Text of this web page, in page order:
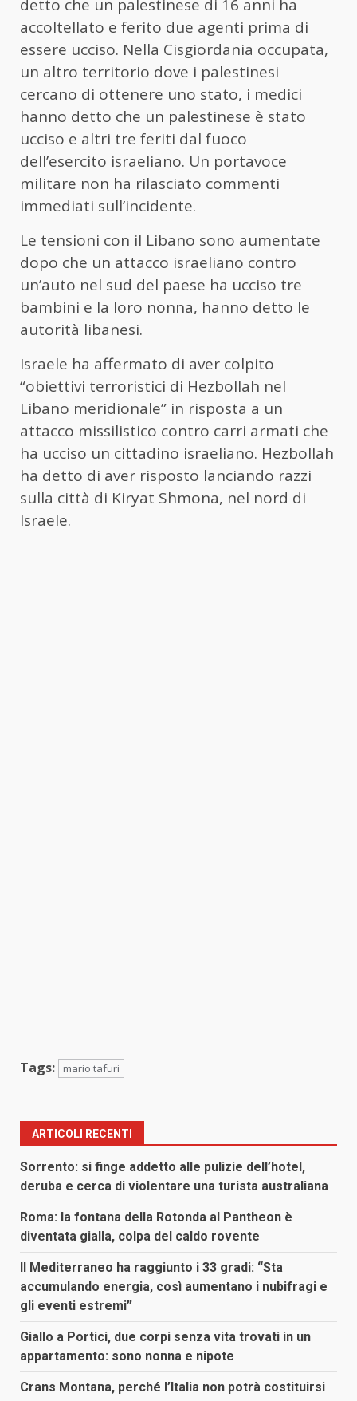
detto che un palestinese di 16 anni ha
accoltellato e ferito due agenti prima di
essere ucciso. Nella Cisgiordania occupata,
un altro territorio dove i palestinesi
cercano di ottenere uno stato, i medici
hanno detto che un palestinese è stato
ucciso e altri tre feriti dal fuoco
dell’esercito israeliano. Un portavoce
militare non ha rilasciato commenti
immediati sull’incidente.
Le tensioni con il Libano sono aumentate
dopo che un attacco israeliano contro
un’auto nel sud del paese ha ucciso tre
bambini e la loro nonna, hanno detto le
autorità libanesi.
Israele ha affermato di aver colpito
“obiettivi terroristici di Hezbollah nel
Libano meridionale” in risposta a un
attacco missilistico contro carri armati che
ha ucciso un cittadino israeliano. Hezbollah
ha detto di aver risposto lanciando razzi
sulla città di Kiryat Shmona, nel nord di
Israele.
Tags: mario tafuri
ARTICOLI RECENTI
Sorrento: si finge addetto alle pulizie dell’hotel,
deruba e cerca di violentare una turista australiana
Roma: la fontana della Rotonda al Pantheon è
diventata gialla, colpa del caldo rovente
Il Mediterraneo ha raggiunto i 33 gradi: “Sta
accumulando energia, così aumentano i nubifragi e
gli eventi estremi”
Giallo a Portici, due corpi senza vita trovati in un
appartamento: sono nonna e nipote
Crans Montana, perché l’Italia non potrà costituirsi